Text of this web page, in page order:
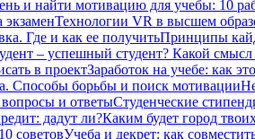
и найти мотивацию для учебы: 10
экзаменТехнологии VR в высшем
Где и как ее получитьПринципы
– успешный студент? Какой
в проектЗаработок на учебе: как
Способы борьбы и поиск мотивации
и ответыСтуденческие
дадут ли?Каким будет город
советовУчеба и декрет: как